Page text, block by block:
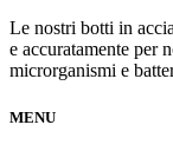
Le nostri botti in
e accuratamente per
microrganismi e
MENU